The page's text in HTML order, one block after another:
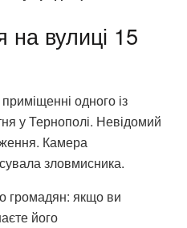
на вулиці 15
одного із
у Тернополі. Невідомий
Камера
зловмисника.
громадян: якщо ви
його